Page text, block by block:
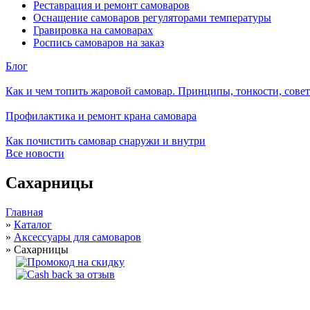
Реставрация и ремонт самоваров
Оснащение самоваров регуляторами температуры
Гравировка на самоварах
Роспись самоваров на заказ
Блог
Как и чем топить жаровой самовар. Принципы, тонкости,
Профилактика и ремонт крана самовара
Как почистить самовар снаружи и внутри
Все новости
Сахарницы
Главная
» Каталог
» Аксессуары для самоваров
» Сахарницы